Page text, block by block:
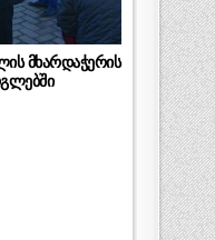
მხარდაჭერის